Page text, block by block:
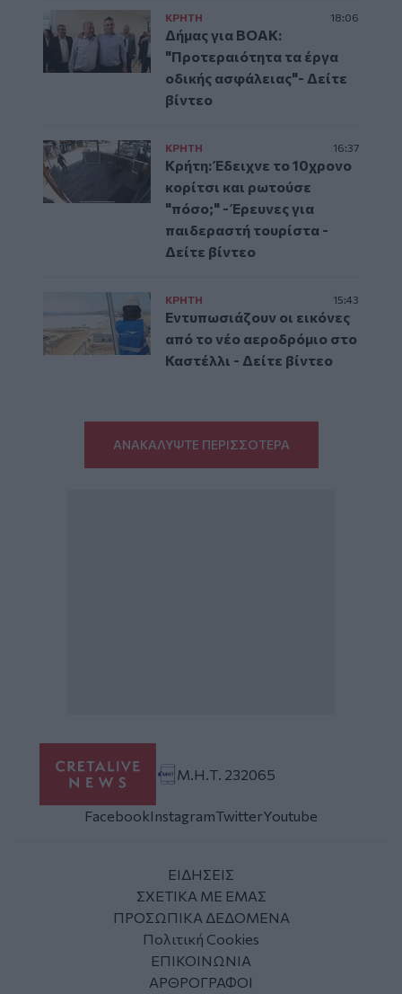
ΚΡΗΤΗ 18:06
Δήμας για ΒΟΑΚ:
"Προτεραιότητα τα έργα
οδικής ασφάλειας"- Δείτε
βίντεο
ΚΡΗΤΗ 16:37
Κρήτη: Έδειχνε το 10χρονο
κορίτσι και ρωτούσε
"πόσο;" - Έρευνες για
παιδεραστή τουρίστα -
Δείτε βίντεο
ΚΡΗΤΗ 15:43
Εντυπωσιάζουν οι εικόνες
από το νέο αεροδρόμιο στο
Καστέλλι - Δείτε βίντεο
ΑΝΑΚΑΛΥΨΤΕ ΠΕΡΙΣΣΟΤΕΡΑ
Μ.Η.Τ. 232065
FacebookInstagramTwitterYoutube
ΕΙΔΗΣΕΙΣ
ΣΧΕΤΙΚΑ ΜΕ ΕΜΑΣ
ΠΡΟΣΩΠΙΚΑ ΔΕΔΟΜΕΝΑ
Πολιτική Cookies
ΕΠΙΚΟΙΝΩΝΙΑ
ΑΡΘΡΟΓΡΑΦΟΙ